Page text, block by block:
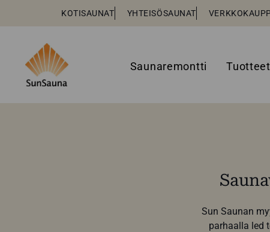
KOTISAUNAT YHTEISÖSAUNAT
Saunaremontti Tuotteet
Sun Saunan
parhaalla led